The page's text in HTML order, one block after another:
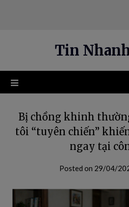
Tin
Bị chồng khinh
tôi “tuyên chiến”
ngay tại
Posted on 29/04/